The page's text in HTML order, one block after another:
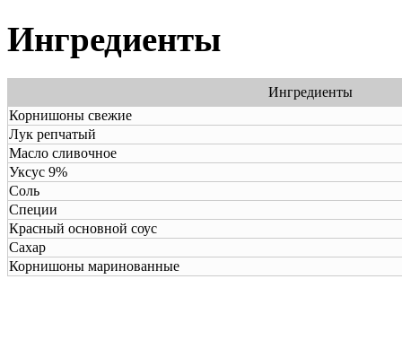
Ингредиенты
Ингредиенты
Корнишоны свежие
Лук репчатый
Масло сливочное
Уксус 9%
Соль
Специи
Красный основной соус
Сахар
Корнишоны маринованные